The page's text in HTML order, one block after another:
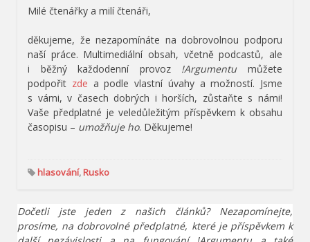
Milé čtenářky a milí čtenáři,
děkujeme, že nezapomínáte na dobrovolnou podporu
naší práce. Multimediální obsah, včetně podcastů, ale
i běžný každodenní provoz !Argumentu můžete
podpořit zde a podle vlastní úvahy a možností. Jsme
s vámi, v časech dobrých i horších, zůstaňte s námi!
Vaše předplatné je veledůležitým příspěvkem k obsahu
časopisu – umožňuje ho. Děkujeme!
hlasování,Rusko
Dočetli jste jeden z našich článků? Nezapomínejte,
prosíme, na dobrovolné předplatné, které je příspěvkem k